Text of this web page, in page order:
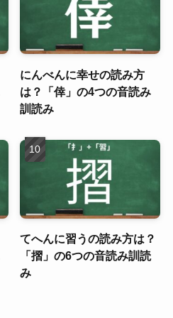
にんべんに幸せの読み方
は？「倖」の4つの音読み
訓読み
てへんに習うの読み方は？
「摺」の6つの音読み訓読
み